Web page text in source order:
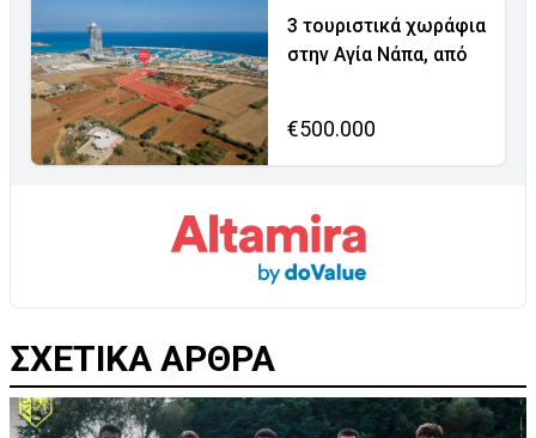
3 τουριστικά χωράφια
στην Αγία Νάπα, από
€500.000
ΣΧΕΤΙΚΑ ΑΡΘΡΑ